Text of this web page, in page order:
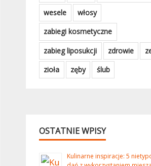
wesele
włosy
zabiegi kosmetyczne
zabieg liposukcji
zdrowie
zioła
zęby ślub
OSTATNIE WPISY
Kulinarne inspiracje: 5